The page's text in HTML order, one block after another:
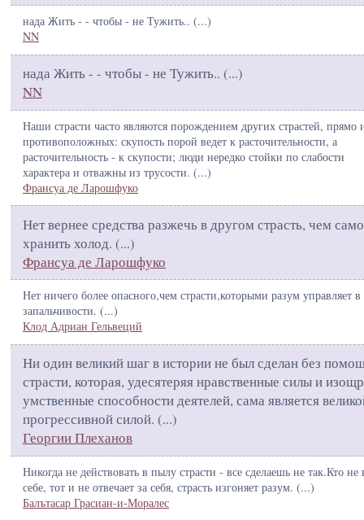
нада Жить - - чтобы - не Тужить.. (...)
NN
нада Жить - - чтобы - не Тужить.. (...)
NN
Наши страсти часто являются порождением других страстей, прямо
противоположных: скупость порой ведет к расточительности, а
расточительность - к скупости; люди нередко стойки по слабости
характера и отважны из трусости. (...)
Франсуа де Ларошфуко
Нет вернее средства разжечь в другом страсть, чем
хранить холод. (...)
Франсуа де Ларошфуко
Нет ничего более опасного,чем страсти,которыми разум управляет в
запальчивости. (...)
Клод Адриан Гельвеций
Ни один великий шаг в истории не был сделан без
страсти, которая, удесятеряя нравственные силы и
умственные способности деятелей, сама является
прогрессивной силой. (...)
Георгии Плеханов
Никогда не действовать в пылу страсти - все сделаешь не так.Кто не
себе, тот и не отвечает за себя, страсть изгоняет разум. (...)
Балътасар Грасиан-и-Моралес